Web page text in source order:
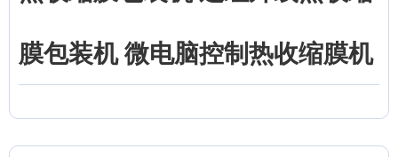
膜包装机 微电脑控制热收缩膜机